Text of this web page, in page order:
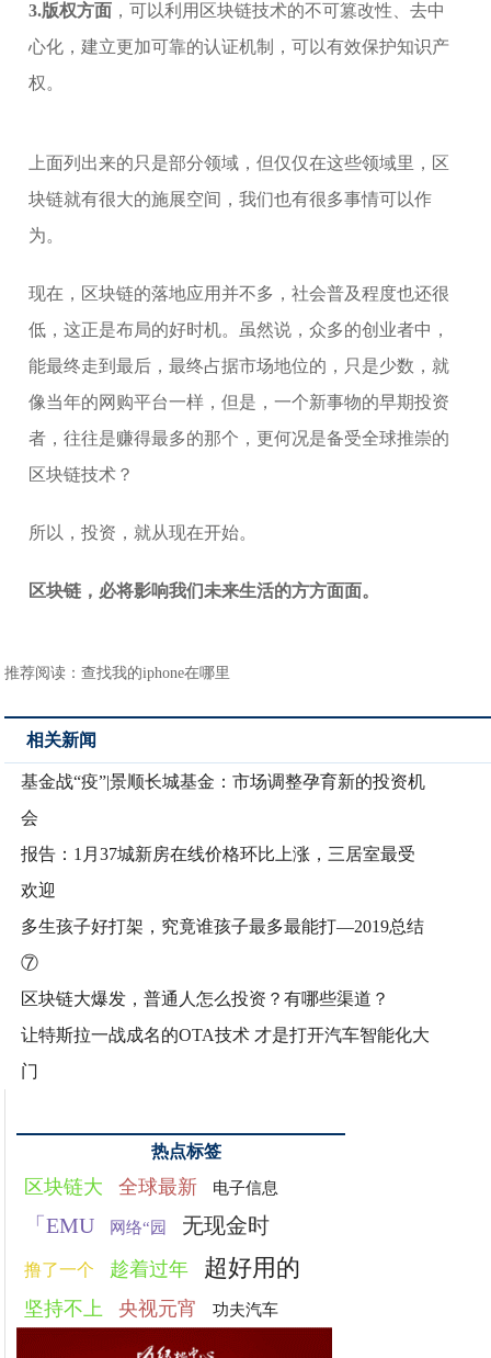
3.版权方面 ，可以利用区块链技术的不可篡改性、去中
心化，建立更加可靠的认证机制，可以有效保护知识产
权。
上面列出来的只是部分领域，但仅仅在这些领域里，区
块链就有很大的施展空间，我们也有很多事情可以作
为。
现在，区块链的落地应用并不多，社会普及程度也还很
低，这正是布局的好时机。虽然说，众多的创业者中，
能最终走到最后，最终占据市场地位的，只是少数，就
像当年的网购平台一样，但是，一个新事物的早期投资
者，往往是赚得最多的那个，更何况是备受全球推崇的
区块链技术？
所以，投资，就从现在开始。
区块链，必将影响我们未来生活的方方面面。
推荐阅读：查找我的iphone在哪里
相关新闻
基金战“疫”|景顺长城基金：市场调整孕育新的投资机
会
报告：1月37城新房在线价格环比上涨，三居室最受
欢迎
多生孩子好打架，究竟谁孩子最多最能打—2019总结
⑦
区块链大爆发，普通人怎么投资？有哪些渠道？
让特斯拉一战成名的OTA技术 才是打开汽车智能化大
门
热点标签
区块链大 全球最新 电子信息
「EMU 网络“园 无现金时
撸了一个 趁着过年 超好用的
坚持不上 央视元宵 功夫汽车